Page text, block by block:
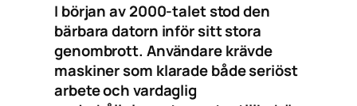
I början av 2000-talet stod den
bärbara datorn inför sitt stora
genombrott. Användare krävde
maskiner som klarade både seriöst
arbete och vardaglig